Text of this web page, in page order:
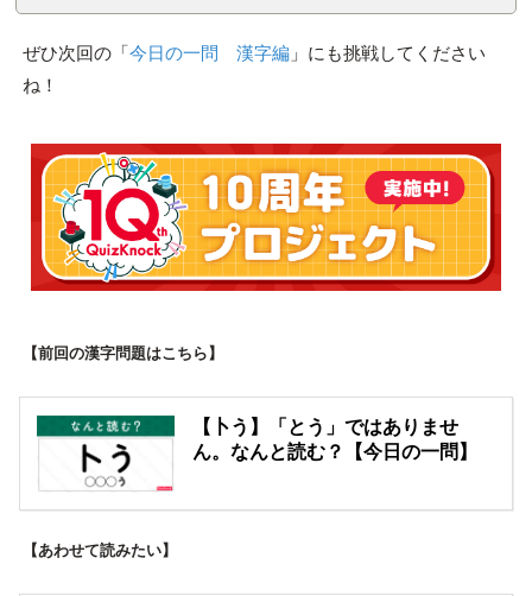
ぜひ次回の「今日の一問 漢字編」にも挑戦してください
ね！
【前回の漢字問題はこちら】
【卜う】「とう」ではありませ
ん。なんと読む？【今日の一問】
【あわせて読みたい】